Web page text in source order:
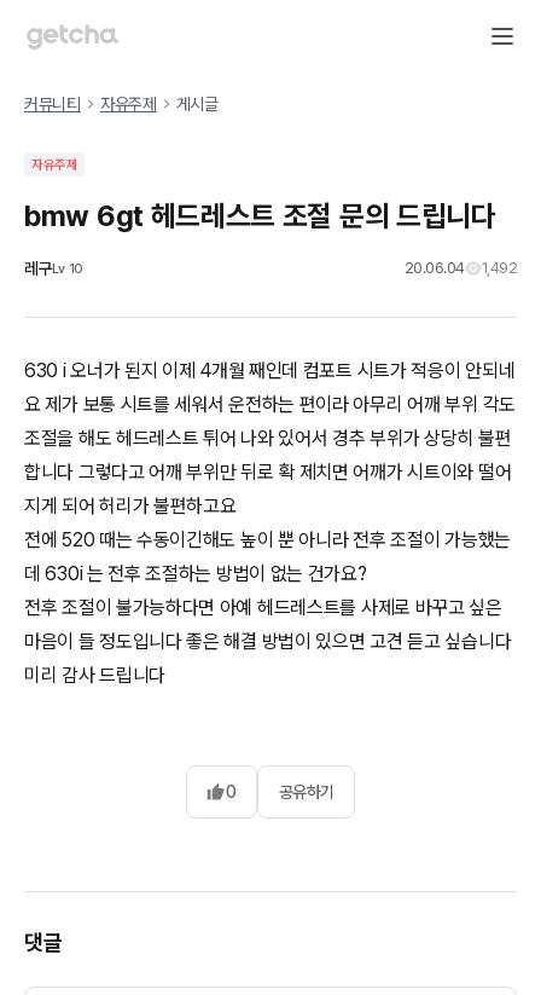
커뮤니티 자유주제 게시글
자유주제
bmw 6gt 헤드레스트 조절 문의 드립니다
레구Lv 10 20.06.04 1,492
630 i 오너가 된지 이제 4개월 째인데 컴포트 시트가 적응이 안되네
요 제가 보통 시트를 세워서 운전하는 편이라 아무리 어깨 부위 각도
조절을 해도 헤드레스트 튀어 나와 있어서 경추 부위가 상당히 불편
합니다 그렇다고 어깨 부위만 뒤로 확 제치면 어깨가 시트이와 떨어
지게 되어 허리가 불편하고요
전에 520 때는 수동이긴해도 높이 뿐 아니라 전후 조절이 가능했는
데 630i 는 전후 조절하는 방법이 없는 건가요?
전후 조절이 불가능하다면 아예 헤드레스트를 사제로 바꾸고 싶은
마음이 들 정도입니다 좋은 해결 방법이 있으면 고견 듣고 싶습니다
미리 감사 드립니다
0 공유하기
댓글